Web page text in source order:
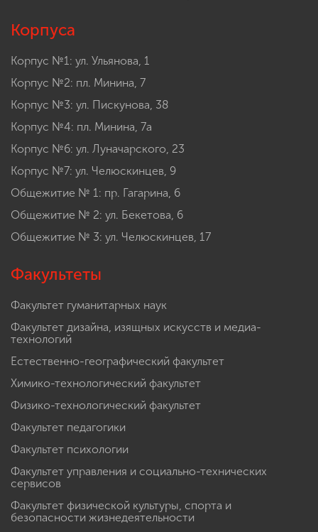
Корпуса
Корпус №1: ул. Ульянова, 1
Корпус №2: пл. Минина, 7
Корпус №3: ул. Пискунова, 38
Корпус №4: пл. Минина, 7а
Корпус №6: ул. Луначарского, 23
Корпус №7: ул. Челюскинцев, 9
Общежитие № 1: пр. Гагарина, 6
Общежитие № 2: ул. Бекетова, 6
Общежитие № 3: ул. Челюскинцев, 17
Факультеты
Факультет гуманитарных наук
Факультет дизайна, изящных искусств и медиа-
технологий
Естественно-географический факультет
Химико-технологический факультет
Физико-технологический факультет
Факультет педагогики
Факультет психологии
Факультет управления и социально-технических
сервисов
Факультет физической культуры, спорта и
безопасности жизнедеятельности